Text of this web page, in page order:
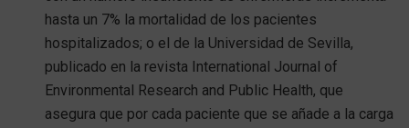
hasta un 7% la mortalidad de los pacientes
hospitalizados; o el de la Universidad de Sevilla,
publicado en la revista International Journal of
Environmental Research and Public Health, que
asegura que por cada paciente que se añade a la carga